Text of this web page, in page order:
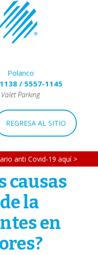
Polanco
/ 5557-1145
Valet Parking
REGRESA AL SITIO
anti Covid-19 aquí >
causas
la
en